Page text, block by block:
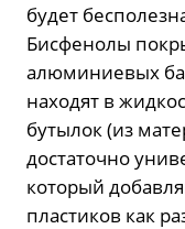
будет
Бисфенолы
алюминиевых
находят в
бутылок (из
достаточно
который
пластиков как